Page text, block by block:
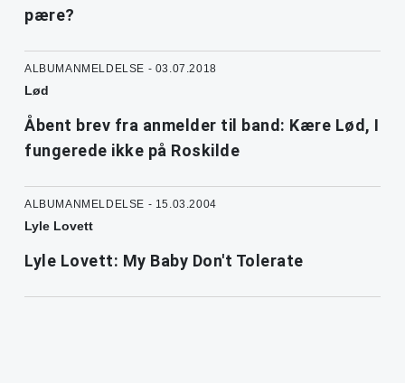
pære?
ALBUMANMELDELSE - 03.07.2018
Lød
Åbent brev fra anmelder til band: Kære Lød, I
fungerede ikke på Roskilde
ALBUMANMELDELSE - 15.03.2004
Lyle Lovett
Lyle Lovett: My Baby Don't Tolerate